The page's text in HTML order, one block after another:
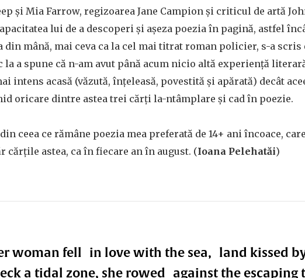
și Mia Farrow, regizoarea Jane Campion și criticul de artă
lui de a descoperi și așeza poezia în pagină, astfel
din mână, mai ceva ca la cel mai titrat roman policier, s-a scris
la a spune că n-am avut până acum nicio altă experiență
intens acasă (văzută, înțeleasă, povestită și apărată) decât
oricare dintre astea trei cărți la-ntâmplare și cad în poezie.
ceea ce rămâne poezia mea preferată de 14+ ani încoace,
cărțile astea, ca în fiecare an în august. (Ioana Pelehatăi)
woman fell in love with the sea, land kissed
a tidal zone, she rowed against the